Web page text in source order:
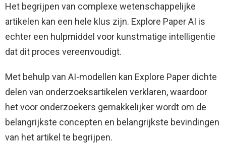
Het begrijpen van complexe wetenschappelijke
artikelen kan een hele klus zijn. Explore Paper AI is
echter een hulpmiddel voor kunstmatige intelligentie
dat dit proces vereenvoudigt.
Met behulp van AI-modellen kan Explore Paper dichte
delen van onderzoeksartikelen verklaren, waardoor
het voor onderzoekers gemakkelijker wordt om de
belangrijkste concepten en belangrijkste bevindingen
van het artikel te begrijpen.